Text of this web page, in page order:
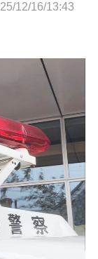
12/16/13:43